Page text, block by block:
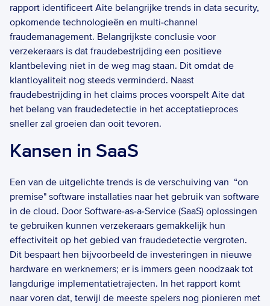
rapport identificeert Aite belangrijke trends in data security,
opkomende technologieën en multi-channel
fraudemanagement. Belangrijkste conclusie voor
verzekeraars is dat fraudebestrijding een positieve
klantbeleving niet in de weg mag staan. Dit omdat de
klantloyaliteit nog steeds verminderd. Naast
fraudebestrijding in het claims proces voorspelt Aite dat
het belang van fraudedetectie in het acceptatieproces
sneller zal groeien dan ooit tevoren.
Kansen in SaaS
Een van de uitgelichte trends is de verschuiving van  “on
premise" software installaties naar het gebruik van software
in de cloud. Door Software-as-a-Service (SaaS) oplossingen
te gebruiken kunnen verzekeraars gemakkelijk hun
effectiviteit op het gebied van fraudedetectie vergroten.
Dit bespaart hen bijvoorbeeld de investeringen in nieuwe
hardware en werknemers; er is immers geen noodzaak tot
langdurige implementatietrajecten. In het rapport komt
naar voren dat, terwijl de meeste spelers nog pionieren met